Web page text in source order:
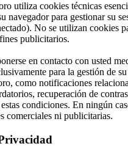
utiliza cookies técnicas
navegador para gestionar su
No se utilizan cookies
publicitarios.
en contacto con usted
para la gestión de
como notificaciones
recuperación de
condiciones. En ningún
comerciales ni publicitarias.